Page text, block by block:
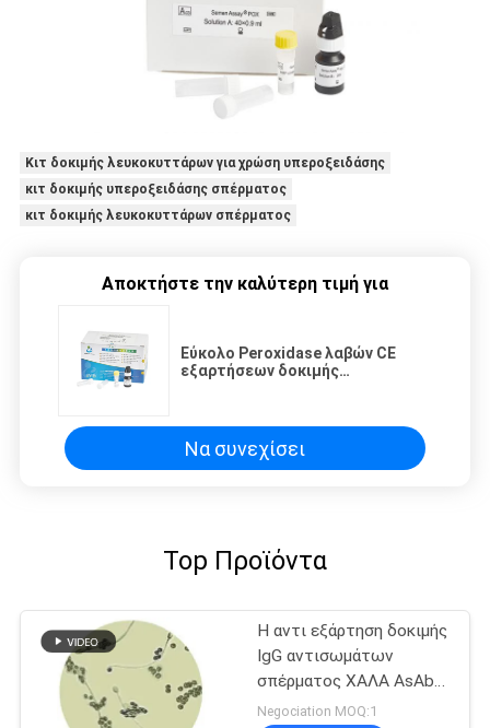
Κιτ δοκιμής λευκοκυττάρων για χρώση υπεροξειδάσης
κιτ δοκιμής υπεροξειδάσης σπέρματος
κιτ δοκιμής λευκοκυττάρων σπέρματος
Αποκτήστε την καλύτερη τιμή για
Εύκολο Peroxidase λαβών CE
εξαρτήσεων δοκιμής
Να συνεχίσει
Top Προϊόντα
Η αντι εξάρτηση δοκιμής
IgG αντισωμάτων
σπέρματος ΧΑΛΑ AsAb
για την ανοσολογική
Negociation MOQ:1